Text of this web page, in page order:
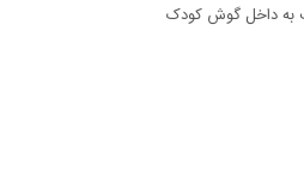
به داخل گوش کودک